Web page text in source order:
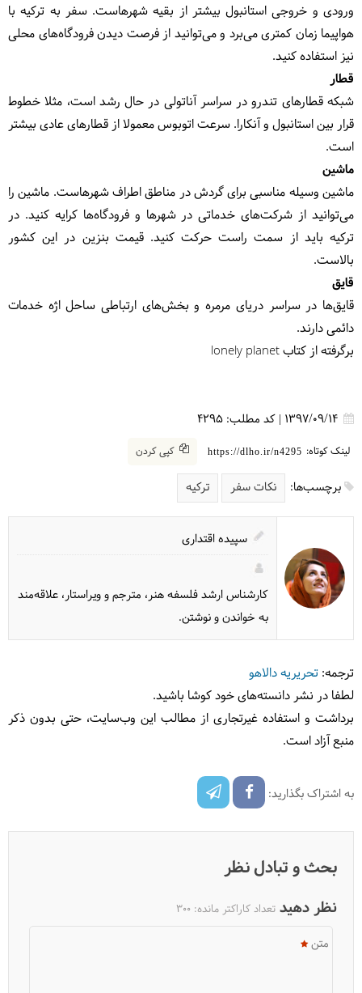
ورودی و خروجی استانبول بیشتر از بقیه شهرهاست. سفر به ترکیه با
هواپیما زمان کمتری می‌برد و می‌توانید از فرصت دیدن فرودگاه‌های محلی
نیز استفاده کنید.
قطار
شبکه قطارهای تندرو در سراسر آناتولی در حال رشد است، مثلا خطوط
قرار بین استانبول و آنکارا. سرعت اتوبوس معمولا از قطارهای عادی بیشتر
است.
ماشین
ماشین وسیله مناسبی برای گردش در مناطق اطراف شهرهاست. ماشین را
می‌توانید از شرکت‌های خدماتی در شهرها و فرودگاه‌ها کرایه کنید. در
ترکیه باید از سمت راست حرکت کنید. قیمت بنزین در این کشور
بالاست.
قایق
قایق‌ها در سراسر دریای مرمره و بخش‌های ارتباطی ساحل اژه خدمات
دائمی دارند.
برگرفته از کتاب lonely planet
1397/09/14
| کد مطلب: 4295
لینک کوتاه: https://dlho.ir/n4295 کپی کردن
برچسب‌ها: نکات سفر ترکیه
سپیده اقتداری
کارشناس ارشد فلسفه هنر، مترجم و ویراستار، علاقه‌مند
به خواندن و نوشتن.
ترجمه: تحریریه دالاهو
لطفا در نشر دانسته‌های خود کوشا باشید.
برداشت و استفاده غیرتجاری از مطالب این وب‌سایت، حتی بدون ذکر
منبع آزاد است.
به اشتراک بگذارید:
بحث و تبادل نظر
نظر دهید تعداد کاراکتر مانده: 300
متن